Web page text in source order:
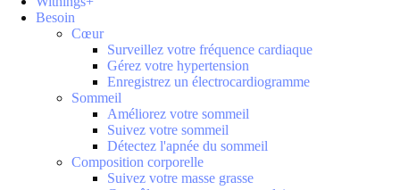
Besoin
Cœur
Surveillez votre fréquence cardiaque
Gérez votre hypertension
Enregistrez un électrocardiogramme
Sommeil
Améliorez votre sommeil
Suivez votre sommeil
Détectez l'apnée du sommeil
Composition corporelle
Suivez votre masse grasse